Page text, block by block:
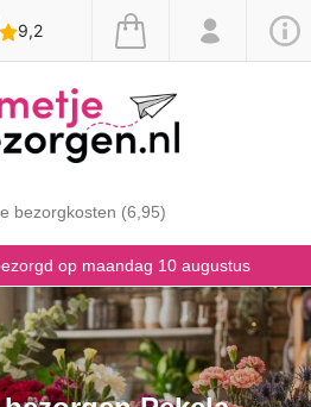
7 dagen vaasgarantie
op maandag 10 augustus